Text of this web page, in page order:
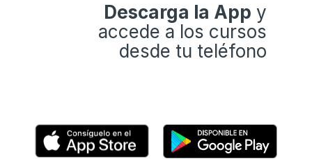
Descarga la App y
accede a los cursos
desde tu teléfono